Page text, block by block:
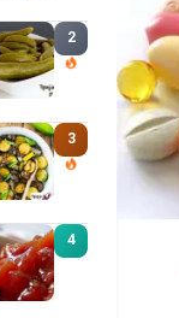
2
3
4